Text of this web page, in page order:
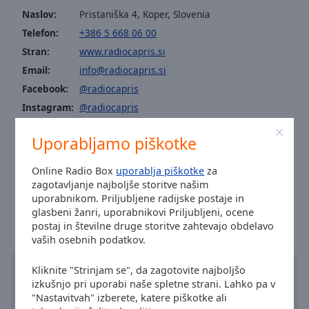
Uporabljamo piškotke
Online Radio Box uporablja piškotke za
zagotavljanje najboljše storitve našim
uporabnikom. Priljubljene radijske postaje in
glasbeni žanri, uporabnikovi Priljubljeni, ocene
postaj in številne druge storitve zahtevajo obdelavo
vaših osebnih podatkov.
Kliknite "Strinjam se", da zagotovite najboljšo
izkušnjo pri uporabi naše spletne strani. Lahko pa v
"Nastavitvah" izberete, katere piškotke ali
Background
Color
Opacity
Font
Naslov:
Pristaniška 4, Koper, Slovenia
Telefon:
+386 5 668 06 00
Stran:
www.radiocapris.si
Email:
info@radiocapris.si
Facebook:
@radiocapris
Instagram: @radiocapris
info@radiocapris.si
Poštni naslov: Pristaniška 4, 6000 Koper
SMS kontakt. 031-533-288
Čas v mestu Koper:07:44, 08.06.2026